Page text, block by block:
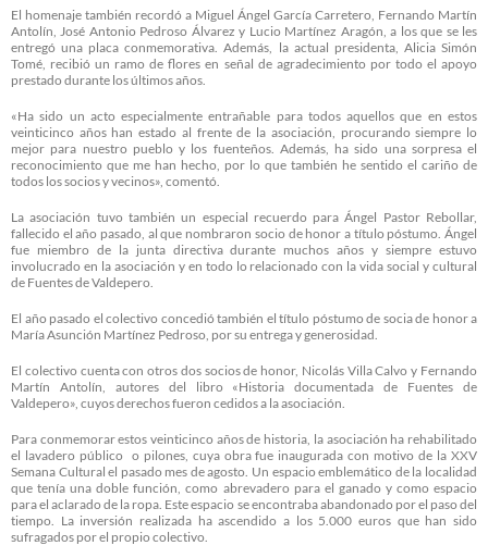
El homenaje también recordó a Miguel Ángel García Carretero, Fernando Martín
Antolín, José Antonio Pedroso Álvarez y Lucio Martínez Aragón, a los que se les
entregó una placa conmemorativa. Además, la actual presidenta, Alicia Simón
Tomé, recibió un ramo de flores en señal de agradecimiento por todo el apoyo
prestado durante los últimos años.
«Ha sido un acto especialmente entrañable para todos aquellos que en estos
veinticinco años han estado al frente de la asociación, procurando siempre lo
mejor para nuestro pueblo y los fuenteños. Además, ha sido una sorpresa el
reconocimiento que me han hecho, por lo que también he sentido el cariño de
todos los socios y vecinos», comentó.
La asociación tuvo también un especial recuerdo para Ángel Pastor Rebollar,
fallecido el año pasado, al que nombraron socio de honor a título póstumo. Ángel
fue miembro de la junta directiva durante muchos años y siempre estuvo
involucrado en la asociación y en todo lo relacionado con la vida social y cultural
de Fuentes de Valdepero.
El año pasado el colectivo concedió también el título póstumo de socia de honor a
María Asunción Martínez Pedroso, por su entrega y generosidad.
El colectivo cuenta con otros dos socios de honor, Nicolás Villa Calvo y Fernando
Martín Antolín, autores del libro «Historia documentada de Fuentes de
Valdepero», cuyos derechos fueron cedidos a la asociación.
Para conmemorar estos veinticinco años de historia, la asociación ha rehabilitado
el lavadero público o pilones, cuya obra fue inaugurada con motivo de la XXV
Semana Cultural el pasado mes de agosto. Un espacio emblemático de la localidad
que tenía una doble función, como abrevadero para el ganado y como espacio
para el aclarado de la ropa. Este espacio se encontraba abandonado por el paso del
tiempo. La inversión realizada ha ascendido a los 5.000 euros que han sido
sufragados por el propio colectivo.